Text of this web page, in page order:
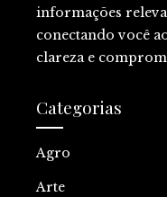
informações
conectando você
clareza e
Categorias
Agro
Arte